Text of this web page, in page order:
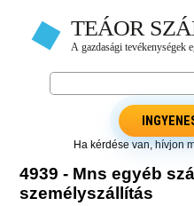
Ha kérdése van, hívjon
4939 - Mns egyéb
személyszállítás